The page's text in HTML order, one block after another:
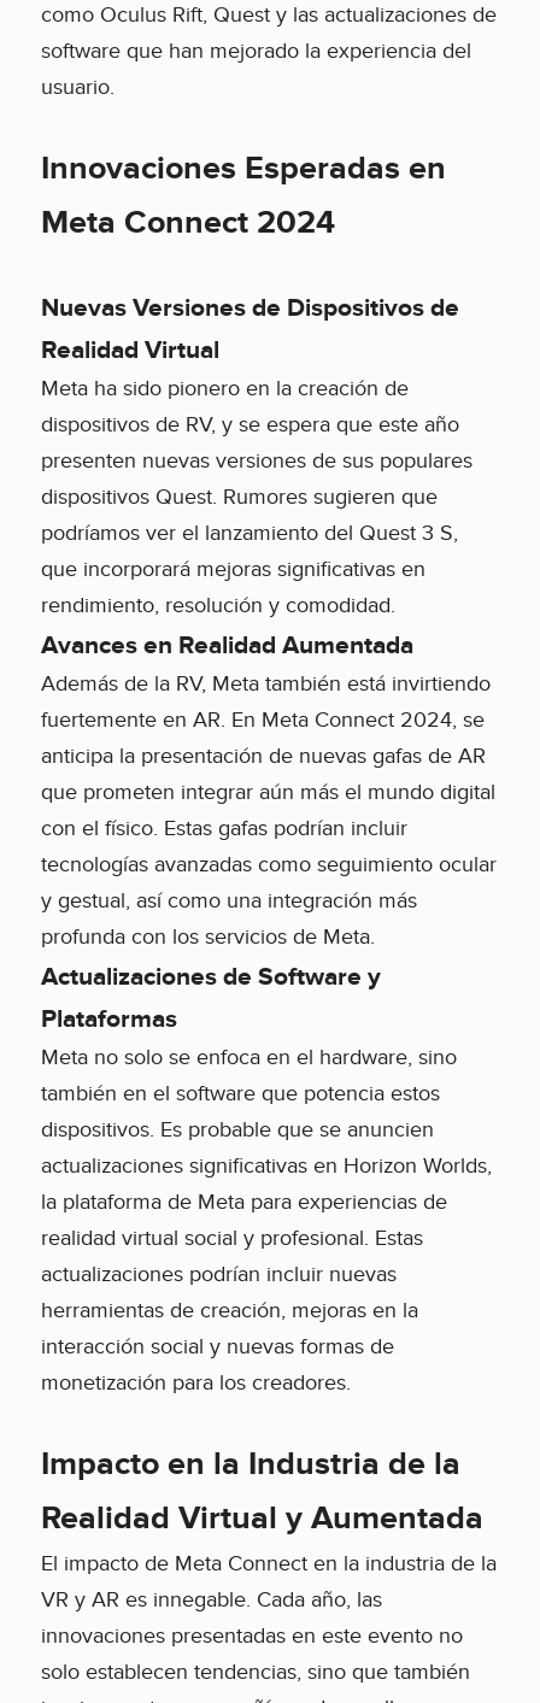
como Oculus Rift, Quest y las actualizaciones de
software que han mejorado la experiencia del
usuario.
Innovaciones Esperadas en
Meta Connect 2024
Nuevas Versiones de Dispositivos de
Realidad Virtual
Meta ha sido pionero en la creación de
dispositivos de RV, y se espera que este año
presenten nuevas versiones de sus populares
dispositivos Quest. Rumores sugieren que
podríamos ver el lanzamiento del Quest 3 S,
que incorporará mejoras significativas en
rendimiento, resolución y comodidad.
Avances en Realidad Aumentada
Además de la RV, Meta también está invirtiendo
fuertemente en AR. En Meta Connect 2024, se
anticipa la presentación de nuevas gafas de AR
que prometen integrar aún más el mundo digital
con el físico. Estas gafas podrían incluir
tecnologías avanzadas como seguimiento ocular
y gestual, así como una integración más
profunda con los servicios de Meta.
Actualizaciones de Software y
Plataformas
Meta no solo se enfoca en el hardware, sino
también en el software que potencia estos
dispositivos. Es probable que se anuncien
actualizaciones significativas en Horizon Worlds,
la plataforma de Meta para experiencias de
realidad virtual social y profesional. Estas
actualizaciones podrían incluir nuevas
herramientas de creación, mejoras en la
interacción social y nuevas formas de
monetización para los creadores.
Impacto en la Industria de la
Realidad Virtual y Aumentada
El impacto de Meta Connect en la industria de la
VR y AR es innegable. Cada año, las
innovaciones presentadas en este evento no
solo establecen tendencias, sino que también